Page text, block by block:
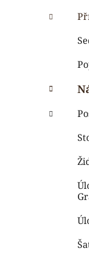
n
e
l
e